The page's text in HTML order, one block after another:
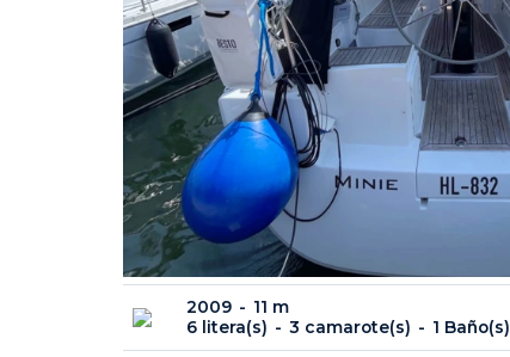
2009
11 m
6 litera(s)
3 camarote(s) 1 Baño(s)